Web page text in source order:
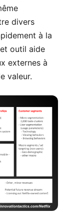
divers
à la
outil aide
externes à
valeur.